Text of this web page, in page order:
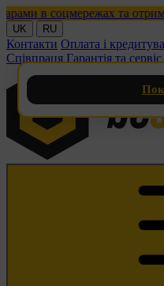
в соцмережах та
UK RU
Контакти Оплата і
Співпраця Гарантія та сервіс